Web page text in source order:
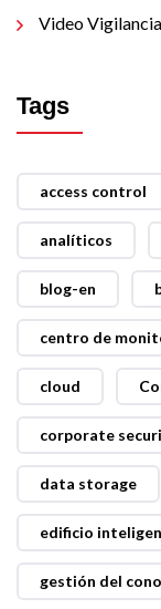
Video Vigilancia
Tags
access control
analíticos
blog-en
centro de
cloud
corporate
data storage
edificio
gestión del